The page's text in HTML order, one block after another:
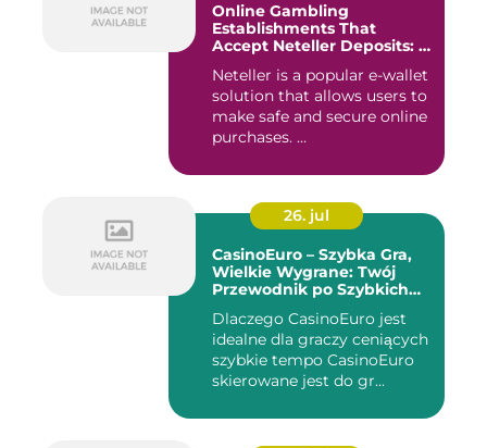
Online Gambling
Establishments That
Accept Neteller Deposits: A
Neteller is a popular e-wallet
solution that allows users to
make safe and secure online
purchases. ...
26. jul
CasinoEuro – Szybka Gra,
Wielkie Wygrane: Twój
Przewodnik po Szybkich
Dlaczego CasinoEuro jest
idealne dla graczy ceniących
szybkie tempo CasinoEuro
skierowane jest do gr...